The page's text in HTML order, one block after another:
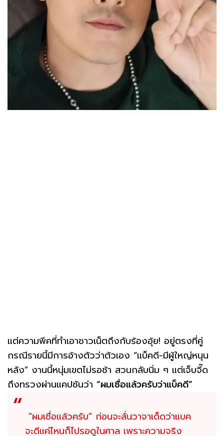
แต่ความพีคที่ทำเอาชาวเน็ตถึงกับร้องอุ้ย! อยู่ตรงที่คู่
กรณีรายนี้มีการอ้างตัวว่าตัวเอง “แบ็คดี-มีผู้ใหญ่หนุน
หลัง” งานนี้หนุ่มเขตไม่รอช้า สวนกลับนิ่ม ๆ แต่เจ็บจี๊ด
ถึงทรวงผ่านแคปชันว่า “ผมเชื่อแล้วครับว่าแบ็คดี”
"ผมเชื่อแล้วครับ" ก่อนจะลั่นวาจาเด็ดว่าแบค
จะดีแค่ไหนก็ไปรอดูในศาล เพราะความจริง